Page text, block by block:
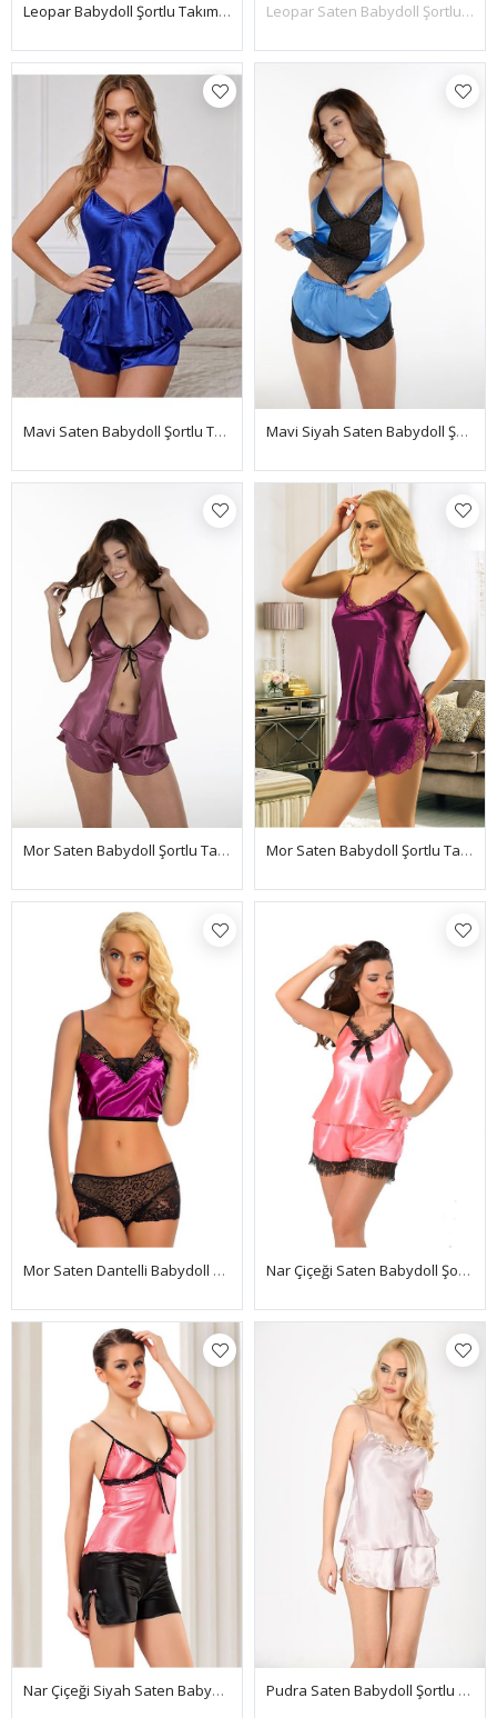
Leopar Babydoll Şortlu Takım - 1461 Leopar Saten Babydoll Şortlu Takım-342
Mavi Saten Babydoll Şortlu Takım Mavi Siyah Saten Babydoll Şortlu Takım - 292
Mor Saten Babydoll Şortlu Takım - 294 Mor Saten Babydoll Şortlu Takım - 330
Mor Saten Dantelli Babydoll Şortlu Takım - 287 Nar Çiçeği Saten Babydoll Şortlu Takım - 284
Nar Çiçeği Siyah Saten Babydoll Şortlu Takım - 312 Pudra Saten Babydoll Şortlu Takım - 280